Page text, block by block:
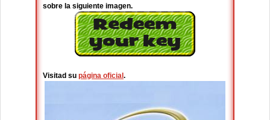
sobre la siguiente imagen.
Visitad su página oficial .